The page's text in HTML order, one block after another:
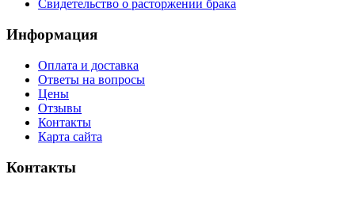
Свидетельство о расторжении брака
Информация
Оплата и доставка
Ответы на вопросы
Цены
Отзывы
Контакты
Карта сайта
Контакты